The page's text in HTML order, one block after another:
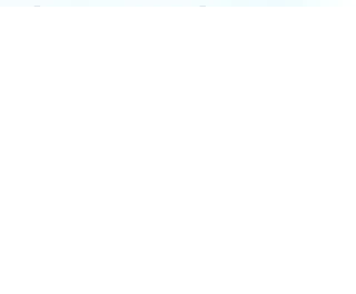
【オーストラリアビザ】ETA、Visitor